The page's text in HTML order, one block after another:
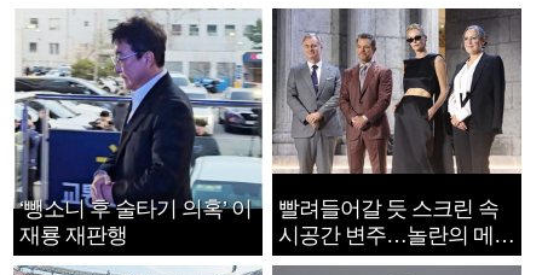
‘뺑소니 후 술타기 의혹’ 이
재룡 재판행
빨려들어갈 듯 스크린 속
시공간 변주…놀란의 메시
지는 ‘전쟁 속죄’